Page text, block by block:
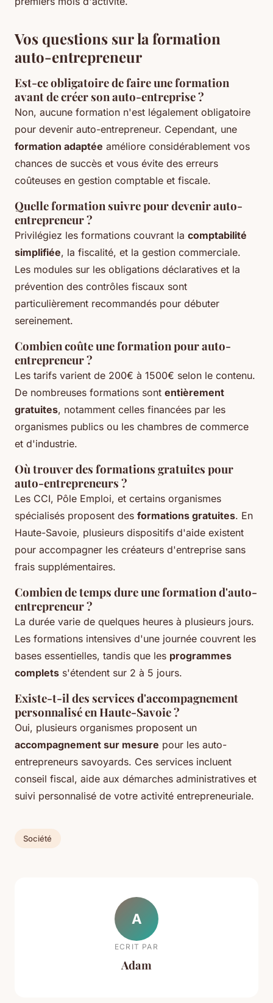
Vos questions sur la formation
auto-entrepreneur
Est-ce obligatoire de faire une formation
avant de créer son auto-entreprise ?
Non, aucune formation n'est légalement obligatoire
pour devenir auto-entrepreneur. Cependant, une
formation adaptée améliore considérablement vos
chances de succès et vous évite des erreurs
coûteuses en gestion comptable et fiscale.
Quelle formation suivre pour devenir auto-
entrepreneur ?
Privilégiez les formations couvrant la comptabilité
simplifiée, la fiscalité, et la gestion commerciale.
Les modules sur les obligations déclaratives et la
prévention des contrôles fiscaux sont
particulièrement recommandés pour débuter
sereinement.
Combien coûte une formation pour auto-
entrepreneur ?
Les tarifs varient de 200€ à 1500€ selon le contenu.
De nombreuses formations sont entièrement
gratuites, notamment celles financées par les
organismes publics ou les chambres de commerce
et d'industrie.
Où trouver des formations gratuites pour
auto-entrepreneurs ?
Les CCI, Pôle Emploi, et certains organismes
spécialisés proposent des formations gratuites. En
Haute-Savoie, plusieurs dispositifs d'aide existent
pour accompagner les créateurs d'entreprise sans
frais supplémentaires.
Combien de temps dure une formation d'auto-
entrepreneur ?
La durée varie de quelques heures à plusieurs jours.
Les formations intensives d'une journée couvrent les
bases essentielles, tandis que les programmes
complets s'étendent sur 2 à 5 jours.
Existe-t-il des services d'accompagnement
personnalisé en Haute-Savoie ?
Oui, plusieurs organismes proposent un
accompagnement sur mesure pour les auto-
entrepreneurs savoyards. Ces services incluent
conseil fiscal, aide aux démarches administratives et
suivi personnalisé de votre activité entrepreneuriale.
Société
A
ECRIT PAR
Adam